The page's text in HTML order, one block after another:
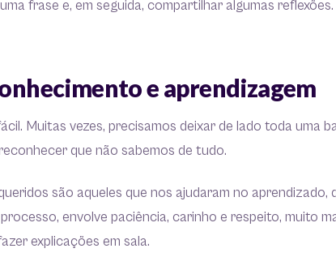
frase e, em seguida, compartilhar algumas
e aprendizagem
Muitas vezes, precisamos deixar de lado toda uma
que não sabemos de tudo.
são aqueles que nos ajudaram no aprendizado,
envolve paciência, carinho e respeito, muito
explicações em sala.